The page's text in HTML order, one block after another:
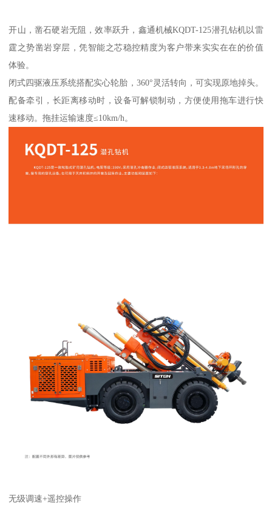
开山，凿石硬岩无阻，效率跃升，鑫通机械KQDT-125潜孔钻机以雷
霆之势凿岩穿层，凭智能之芯稳控精度为客户带来实实在在的价值
体验。
闭式四驱液压系统搭配实心轮胎，360°灵活转向，可实现原地掉头。
配备牵引，长距离移动时，设备可解锁制动，方便使用拖车进行快
速移动。拖挂运输速度≤10km/h。
无级调速+遥控操作